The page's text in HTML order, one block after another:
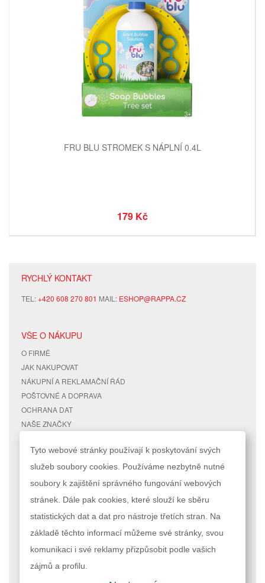
FRU BLU STROMEK S NÁPLNÍ 0.4L
179 Kč
RYCHLÝ KONTAKT
TEL:+420 608 270 801 MAIL: ESHOP@RAPPA.CZ
VŠE O NÁKUPU
O FIRMĚ
JAK NAKUPOVAT
NÁKUPNÍ A REKLAMAČNÍ ŘÁD
POŠTOVNÉ A DOPRAVA
OCHRANA DAT
NAŠE ZNAČKY
RYCHLÉ ODKAZY
MAPA STRÁNEK
VYHLEDÁVANÉ TERMÍNY
POKROČILÉ VYHLEDÁVÁNÍ
ÚČET
MŮJ ÚČET
STAV OBJEDNÁVKY
Podle zákona o evidenci tržeb je prodávající povinen vystavit kupujícímu
účtenku. Zároveň je povinen zaevidovat přijatou tržbu u správce daně
Tyto webové stránky používají k poskytování svých
služeb soubory cookies. Používáme nezbytně nutné
soubory k zajištění správného fungování webových
stránek. Dále pak cookies, které slouží ke sběru
statistických dat a dat pro nástroje třetích stran. Na
základě těchto informací můžeme své stránky, svou
komunikaci i své reklamy přizpůsobit podle vašich
zájmů a profilu.